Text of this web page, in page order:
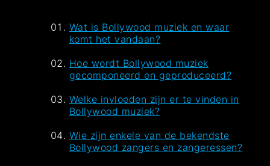
Wat is Bollywood muziek en waar
komt het vandaan?
Hoe wordt Bollywood muziek
gecomponeerd en geproduceerd?
Welke invloeden zijn er te vinden in
Bollywood muziek?
Wie zijn enkele van de bekendste
Bollywood zangers en zangeressen?